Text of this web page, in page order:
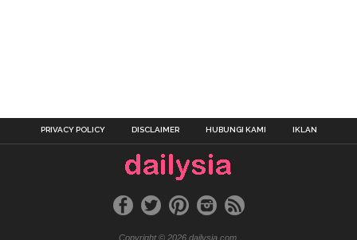
PRIVACY POLICY DISCLAIMER HUBUNGI KAMI IKLAN
Copyright © 2026 dailysia.com.